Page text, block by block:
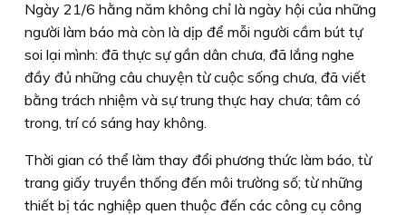
Ngày 21/6 hằng năm không chỉ là ngày hội của những
người làm báo mà còn là dịp để mỗi người cầm bút tự
soi lại mình: đã thực sự gần dân chưa, đã lắng nghe
đầy đủ những câu chuyện từ cuộc sống chưa, đã viết
bằng trách nhiệm và sự trung thực hay chưa; tâm có
trong, trí có sáng hay không.
Thời gian có thể làm thay đổi phương thức làm báo, từ
trang giấy truyền thống đến môi trường số; từ những
thiết bị tác nghiệp quen thuộc đến các công cụ công